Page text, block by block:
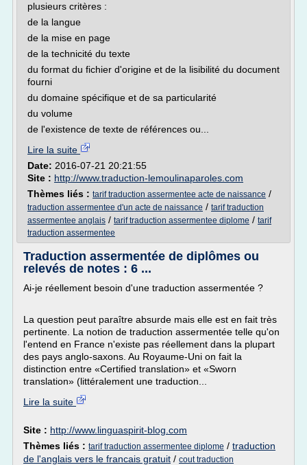
plusieurs critères :
de la langue
de la mise en page
de la technicité du texte
du format du fichier d'origine et de la lisibilité du document
fourni
du domaine spécifique et de sa particularité
du volume
de l'existence de texte de références ou...
Lire la suite
Date: 2016-07-21 20:21:55
Site : http://www.traduction-lemoulinaparoles.com
Thèmes liés : tarif traduction assermentee acte de naissance /
traduction assermentee d'un acte de naissance / tarif traduction
assermentee anglais / tarif traduction assermentee diplome / tarif
traduction assermentee
Traduction assermentée de diplômes ou
relevés de notes : 6 ...
Ai-je réellement besoin d'une traduction assermentée ?
La question peut paraître absurde mais elle est en fait très
pertinente. La notion de traduction assermentée telle qu'on
l'entend en France n'existe pas réellement dans la plupart
des pays anglo-saxons. Au Royaume-Uni on fait la
distinction entre «Certified translation» et «Sworn
translation» (littéralement une traduction...
Lire la suite
Site : http://www.linguaspirit-blog.com
Thèmes liés : tarif traduction assermentee diplome / traduction
de l'anglais vers le francais gratuit / cout traduction